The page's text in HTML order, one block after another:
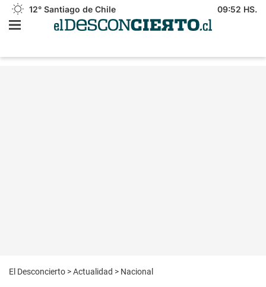
12° Santiago de Chile 09:52 HS.
El Desconcierto >Actualidad > Nacional